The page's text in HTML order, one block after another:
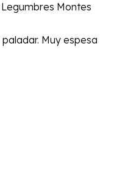
Montes
Muy espesa